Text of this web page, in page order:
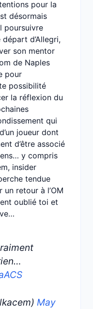
pour la
désormais
poursuivre
d’Allegri,
son mentor
de Naples
pour
possibilité
la réflexion du
qui
joueur dont
d’être associé
y compris
insider
tendue
retour à l’OM
oublié toi et
May